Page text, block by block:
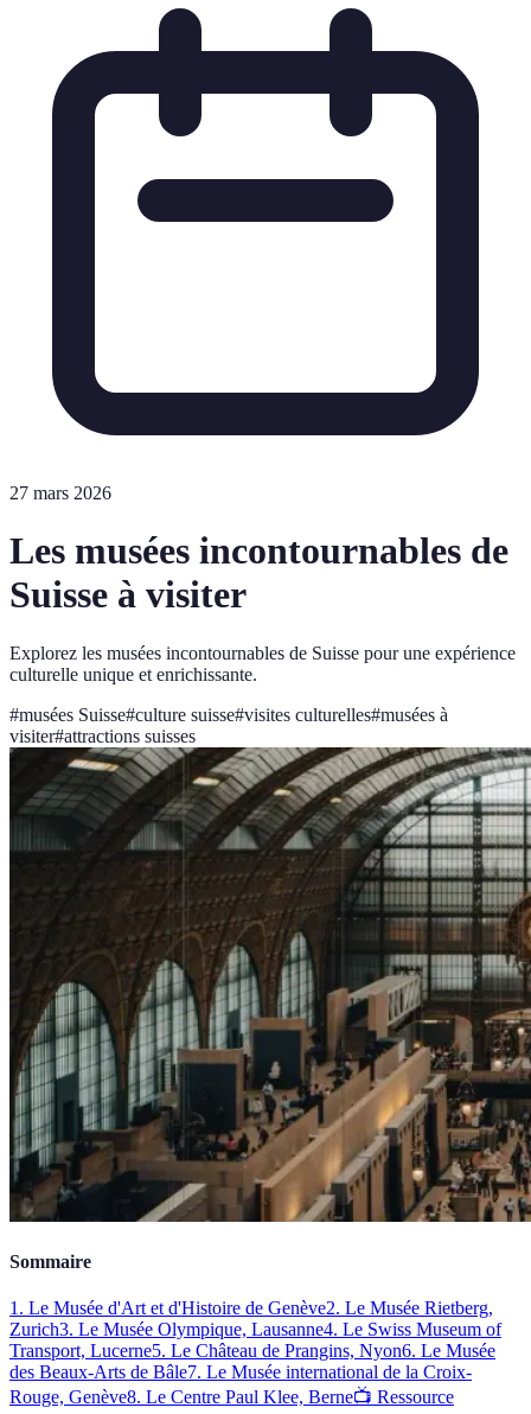
27 mars 2026
Les musées incontournables de
Suisse à visiter
Explorez les musées incontournables de Suisse pour une expérience
culturelle unique et enrichissante.
#musées Suisse#culture suisse#visites culturelles#musées à
visiter#attractions suisses
Sommaire
1. Le Musée d'Art et d'Histoire de Genève2. Le Musée Rietberg,
Zurich3. Le Musée Olympique, Lausanne4. Le Swiss Museum of
Transport, Lucerne5. Le Château de Prangins, Nyon6. Le Musée
des Beaux-Arts de Bâle7. Le Musée international de la Croix-
Rouge, Genève8. Le Centre Paul Klee, Berne📺 Ressource